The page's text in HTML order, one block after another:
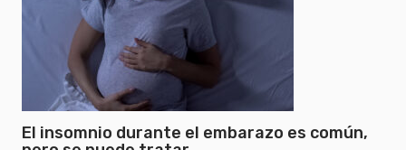
El insomnio durante el embarazo es común,